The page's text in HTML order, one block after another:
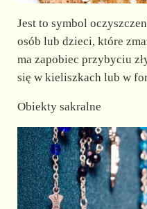
Jest to symbol
osób lub dzieci, które
ma zapobiec przybyciu
się w kieliszkach lub w
Obiekty sakralne